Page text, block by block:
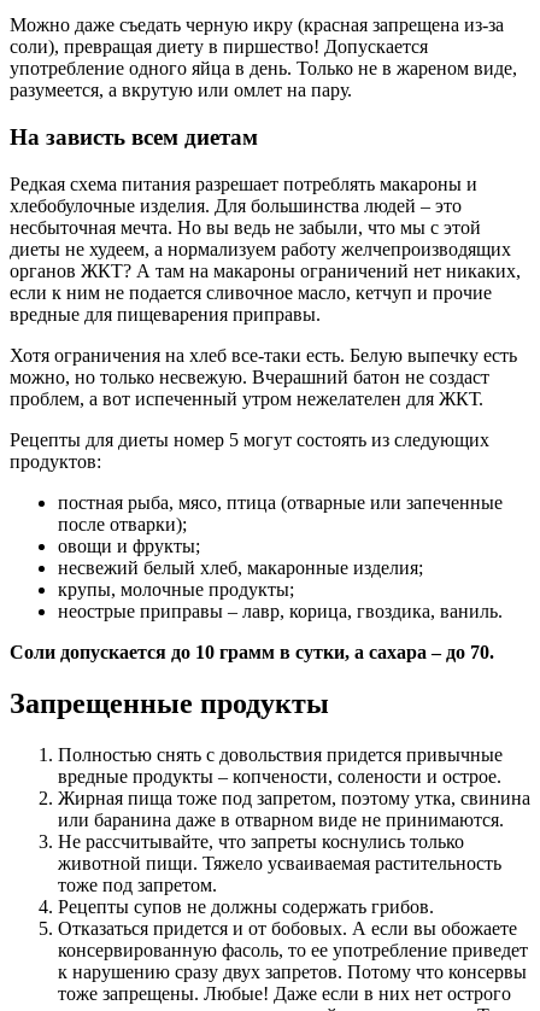
Можно даже съедать черную икру (красная запрещена из-за
соли), превращая диету в пиршество! Допускается
употребление одного яйца в день. Только не в жареном виде,
разумеется, а вкрутую или омлет на пару.
На зависть всем диетам
Редкая схема питания разрешает потреблять макароны и
хлебобулочные изделия. Для большинства людей – это
несбыточная мечта. Но вы ведь не забыли, что мы с этой
диеты не худеем, а нормализуем работу желчепроизводящих
органов ЖКТ? А там на макароны ограничений нет никаких,
если к ним не подается сливочное масло, кетчуп и прочие
вредные для пищеварения приправы.
Хотя ограничения на хлеб все-таки есть. Белую выпечку есть
можно, но только несвежую. Вчерашний батон не создаст
проблем, а вот испеченный утром нежелателен для ЖКТ.
Рецепты для диеты номер 5 могут состоять из следующих
продуктов:
постная рыба, мясо, птица (отварные или запеченные
после отварки);
овощи и фрукты;
несвежий белый хлеб, макаронные изделия;
крупы, молочные продукты;
неострые приправы – лавр, корица, гвоздика, ваниль.
Соли допускается до 10 грамм в сутки, а сахара – до 70.
Запрещенные продукты
Полностью снять с довольствия придется привычные
вредные продукты – копчености, солености и острое.
Жирная пища тоже под запретом, поэтому утка, свинина
или баранина даже в отварном виде не принимаются.
Не рассчитывайте, что запреты коснулись только
животной пищи. Тяжело усваиваемая растительность
тоже под запретом.
Рецепты супов не должны содержать грибов.
Отказаться придется и от бобовых. А если вы обожаете
консервированную фасоль, то ее употребление приведет
к нарушению сразу двух запретов. Потому что консервы
тоже запрещены. Любые! Даже если в них нет острого